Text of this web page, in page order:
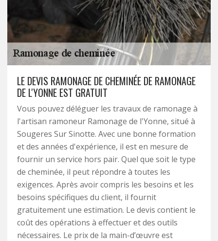
LE DEVIS RAMONAGE DE CHEMINÉE DE RAMONAGE
DE L'YONNE EST GRATUIT
Vous pouvez déléguer les travaux de ramonage à
l'artisan ramoneur Ramonage de l'Yonne, situé à
Sougeres Sur Sinotte. Avec une bonne formation
et des années d'expérience, il est en mesure de
fournir un service hors pair. Quel que soit le type
de cheminée, il peut répondre à toutes les
exigences. Après avoir compris les besoins et les
besoins spécifiques du client, il fournit
gratuitement une estimation. Le devis contient le
coût des opérations à effectuer et des outils
nécessaires. Le prix de la main-d’œuvre est